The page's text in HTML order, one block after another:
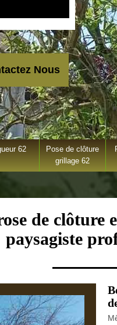
Nous
62
Pose de clôture
grillage 62
de clôture
paysagiste